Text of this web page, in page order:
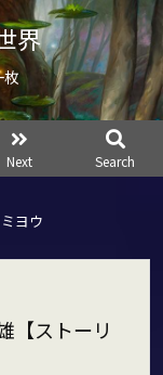
界
Next Search
ヨウ
【ストーリ